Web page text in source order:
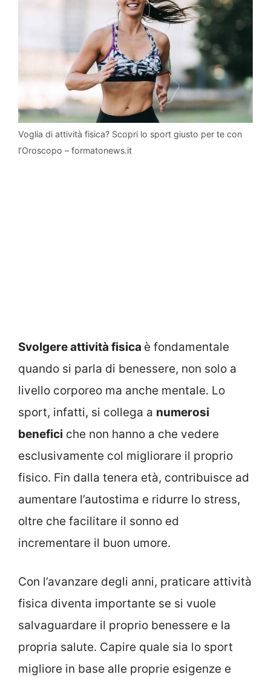
Voglia di attività fisica? Scopri lo sport giusto per te con
l’Oroscopo – formatonews.it
Svolgere attività fisica è fondamentale
quando si parla di benessere, non solo a
livello corporeo ma anche mentale. Lo
sport, infatti, si collega a numerosi
benefici che non hanno a che vedere
esclusivamente col migliorare il proprio
fisico. Fin dalla tenera età, contribuisce ad
aumentare l’autostima e ridurre lo stress,
oltre che facilitare il sonno ed
incrementare il buon umore.
Con l’avanzare degli anni, praticare attività
fisica diventa importante se si vuole
salvaguardare il proprio benessere e la
propria salute. Capire quale sia lo sport
migliore in base alle proprie esigenze e